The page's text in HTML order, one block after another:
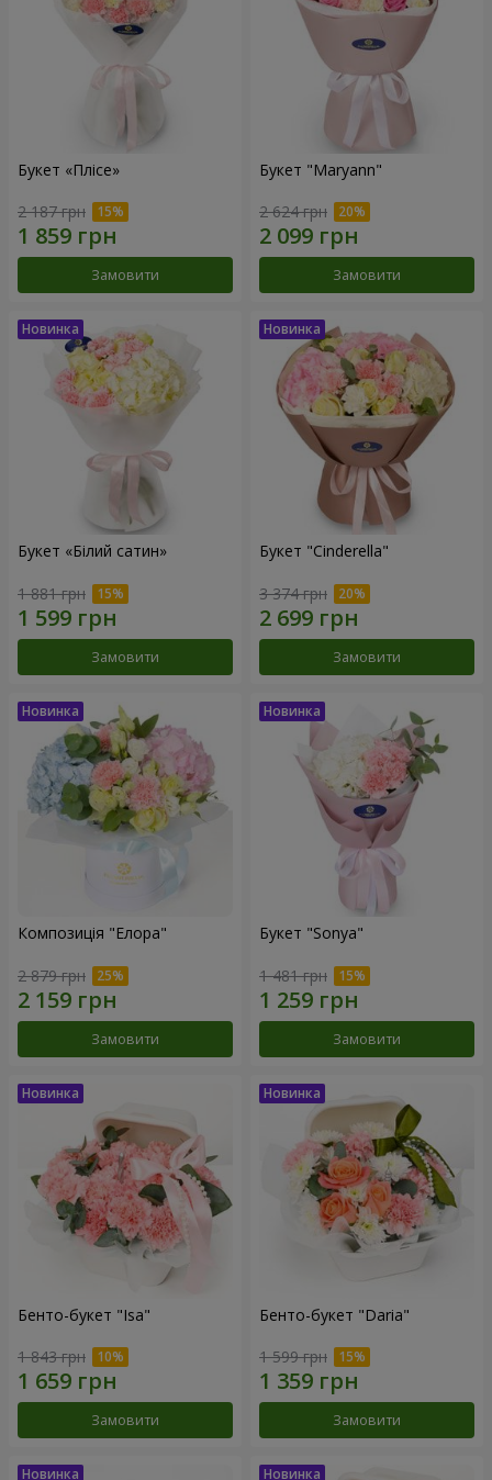
Букет «Плісе»
2 187 грн
Замовити
Букет "Maryann"
2 624 грн
Замовити
Букет «Білий сатин»
1 881 грн
Замовити
Букет "Cinderella"
3 374 грн
Замовити
Композиція "Елора"
2 879 грн
Замовити
Букет "Sonya"
1 481 грн
Замовити
Бенто-букет "Isa"
1 843 грн
Замовити
Бенто-букет "Daria"
1 599 грн
Замовити